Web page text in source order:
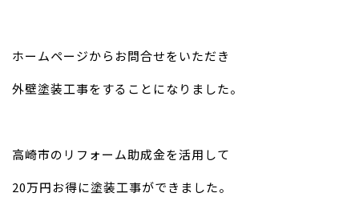
ホームページからお問合せをいただき
外壁塗装工事をすることになりました。
高崎市のリフォーム助成金を活用して
20万円お得に塗装工事ができました。